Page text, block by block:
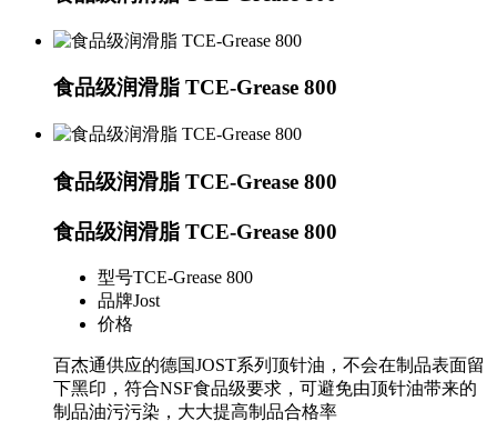
食品级润滑脂 TCE-Grease 800
食品级润滑脂 TCE-Grease 800
食品级润滑脂 TCE-Grease 800
型号TCE-Grease 800
品牌Jost
价格
百杰通供应的德国JOST系列顶针油，不会在制品表面留
下黑印，符合NSF食品级要求，可避免由顶针油带来的
制品油污污染，大大提高制品合格率